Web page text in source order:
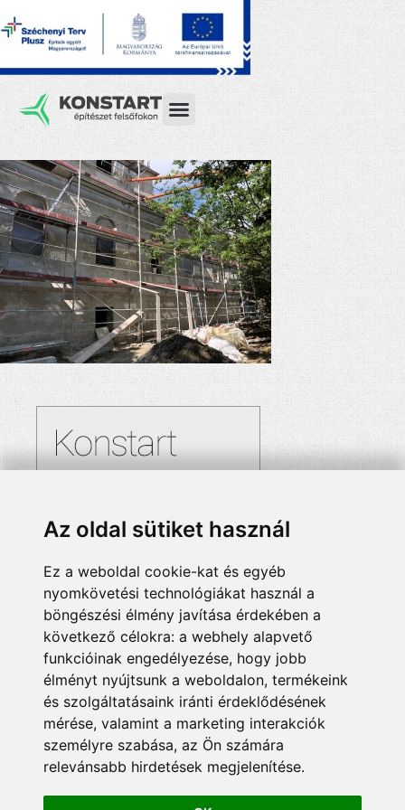
Az oldal sütiket használ
Ez a weboldal cookie-kat és egyéb
nyomkövetési technológiákat használ a
böngészési élmény javítása érdekében a
következő célokra: a webhely alapvető
funkcióinak engedélyezése, hogy jobb
élményt nyújtsunk a weboldalon, termékeink
és szolgáltatásaink iránti érdeklődésének
mérése, valamint a marketing interakciók
személyre szabása, az Ön számára
relevánsabb hirdetések megjelenítése.